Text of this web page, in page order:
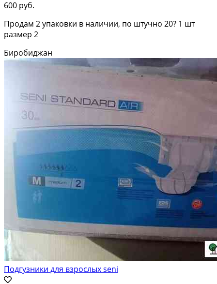
600 руб.
Продам 2 упаковки в наличии, по штучно 20? 1 шт
размер 2
Биробиджан
Подгузники для взрослых seni